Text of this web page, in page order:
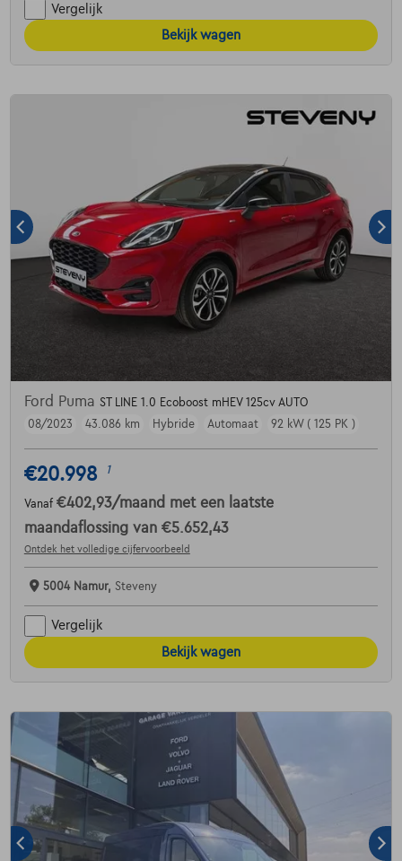
Vergelijk
Bekijk wagen
Ford Puma ST LINE 1.0 Ecoboost mHEV 125cv AUTO
08/2023
43.086 km Hybride Automaat 92 kW ( 125 PK )
€20.998 1
Vanaf €402,93/maand met een laatste
maandaflossing van €5.652,43
Ontdek het volledige cijfervoorbeeld
5004 Namur, Steveny
Vergelijk
Bekijk wagen